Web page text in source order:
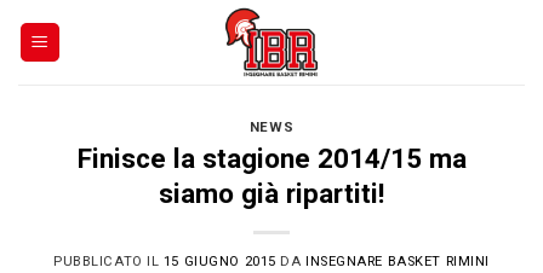
NEWS
Finisce la stagione 2014/15 ma
siamo già ripartiti!
PUBBLICATO IL 15 GIUGNO 2015 DAINSEGNARE BASKET RIMINI